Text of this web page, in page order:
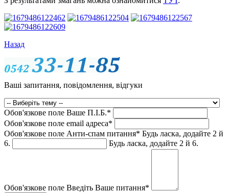
Назад
Ваші запитання, повідомлення, відгуки
Обов'язкове поле Ваше П.I.Б.*
Обов'язкове поле email адреса*
Обов'язкове поле Анти-спам питання* Будь ласка, додайте 2 й
6.
Будь ласка, додайте 2 й 6.
Обов'язкове поле Введіть Ваше питання*